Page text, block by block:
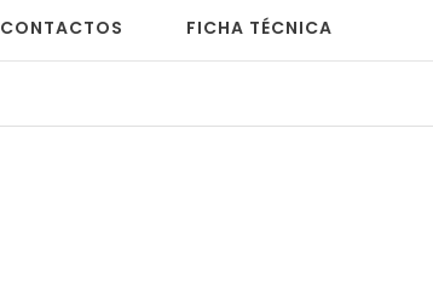
CONTACTOS FICHA TÉCNICA